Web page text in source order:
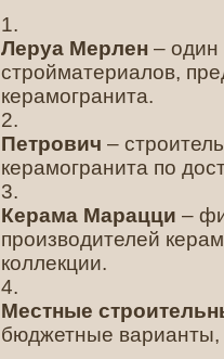
Леруа Мерлен – один
стройматериалов,
керамогранита.
Петрович –
керамогранита по
Керама Марацци –
производителей
коллекции.
Местные
бюджетные варианты,